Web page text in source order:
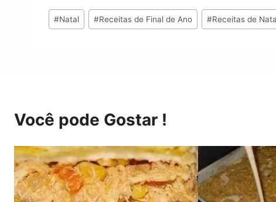
Tags
do
#Natal #Receitas de Final de Ano #Receitas de
Você pode Gostar !